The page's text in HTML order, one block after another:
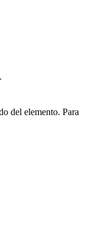
del elemento. Para